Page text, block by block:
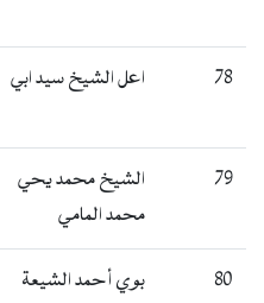
78 اعل الشيخ سيد ابي
79
الشيخ محمد يحي
محمد المامي
80 بوي أحمد الشيعة